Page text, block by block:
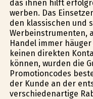
das ihnen hilft
werben. Das
den klassischen und
Werbeinstrumenten,
Handel immer
keinen direkten
können, wurden die
Promotioncodes
der Kunde an der
verschiedenartige